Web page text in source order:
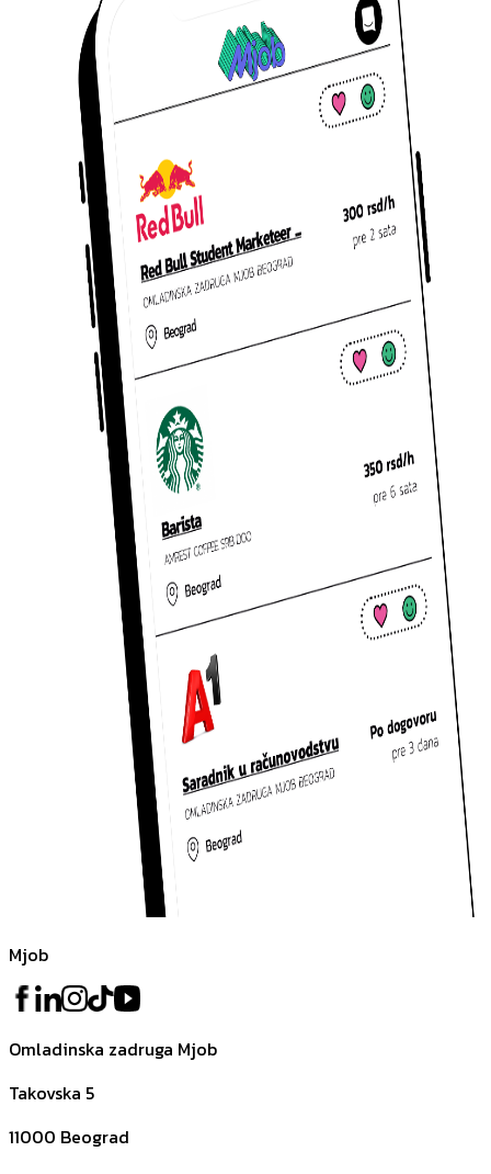
Mjob
Omladinska zadruga Mjob
Takovska 5
11000 Beograd